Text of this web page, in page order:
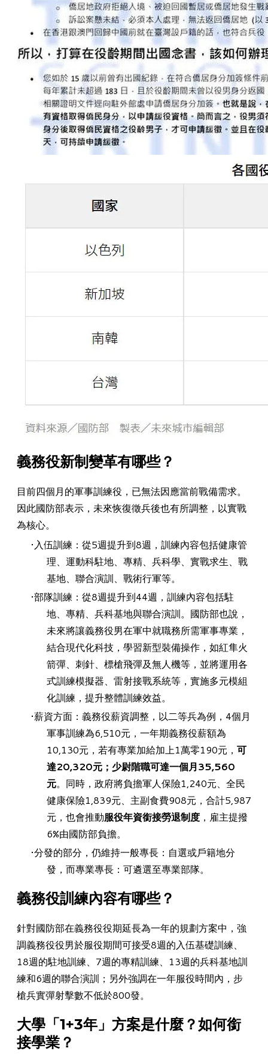
​義務役新制變革有哪些？
目前四個月的軍事訓練役，已無法因應當前戰備需求。
因此國防部表示，未來恢復徵兵後也有所調整，以實戰
為核心。
入伍訓練：從5週提升到8週，訓練內容包括健康管
理、運動科駐地、專精、兵科學、實戰求生、戰
基地、聯合演訓、戰術行軍等。
部隊訓練：從8週提升到44週，訓練內容包括駐
地、專精、兵科基地與聯合演訓。國防部也說，
未來將讓義務役男在軍中就職務所需軍事專業，
結合現代化科技，學習新型裝備操作，如紅隼火
箭彈、刺針、標槍飛彈及無人機等，並將運用各
式訓練模擬器、雷射接戰系統等，實施多元模組
化訓練，提升整體訓練效益。
薪資方面：義務役薪資調整，以二等兵為例，4個月
軍事訓練為6,510元，一年期義務役薪額為
10,130元，若有專業加給加上1萬零190元， 可
達20,320元；少尉階職可達一個月35,560
元。同時，政府將負擔軍人保險1,240元、全民
健康保險1,839元、主副食費908元，合計5,987
元，也會推動服役年資銜接勞退制度 ，雇主提撥
6%由國防部負擔。
分發的部分，仍維持一般專長：自選或戶籍地分
發，而專業專長：可遴選至專業部隊。
​義務役訓練內容有哪些？
針對國防部在義務役役期延長為一年的規劃方案中，強
調義務役役男於服役期間可接受8週的入伍基礎訓練、
18週的駐地訓練、7週的專精訓練、13週的兵科基地訓
練和6週的聯合演訓；另外強調在一年服役時間內，步
槍兵實彈射擊數不低於800發。
​大學「1+3年」方案是什麼？如何銜
接學業？